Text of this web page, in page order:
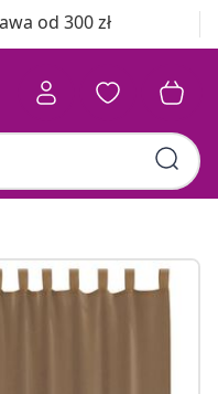
Darmowa dostawa od 300 zł